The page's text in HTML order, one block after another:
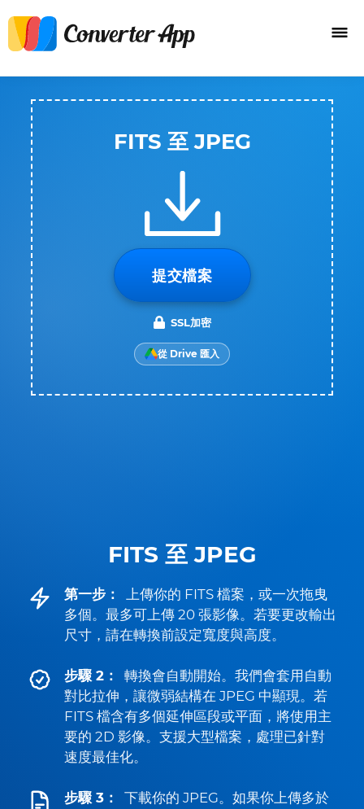
FITS 至 JPEG
第一步：
上傳你的 FITS 檔案，或一次拖曳
多個。最多可上傳 20 張影像。若要更改輸出
尺寸，請在轉換前設定寬度與高度。
步驟 2：
轉換會自動開始。我們會套用自動
對比拉伸，讓微弱結構在 JPEG 中顯現。若
FITS 檔含有多個延伸區段或平面，將使用主
要的 2D 影像。支援大型檔案，處理已針對
速度最佳化。
步驟 3：
下載你的 JPEG。如果你上傳多於
FITS 至 JPEG
提交檔案
SSL加密
從 Drive 匯入